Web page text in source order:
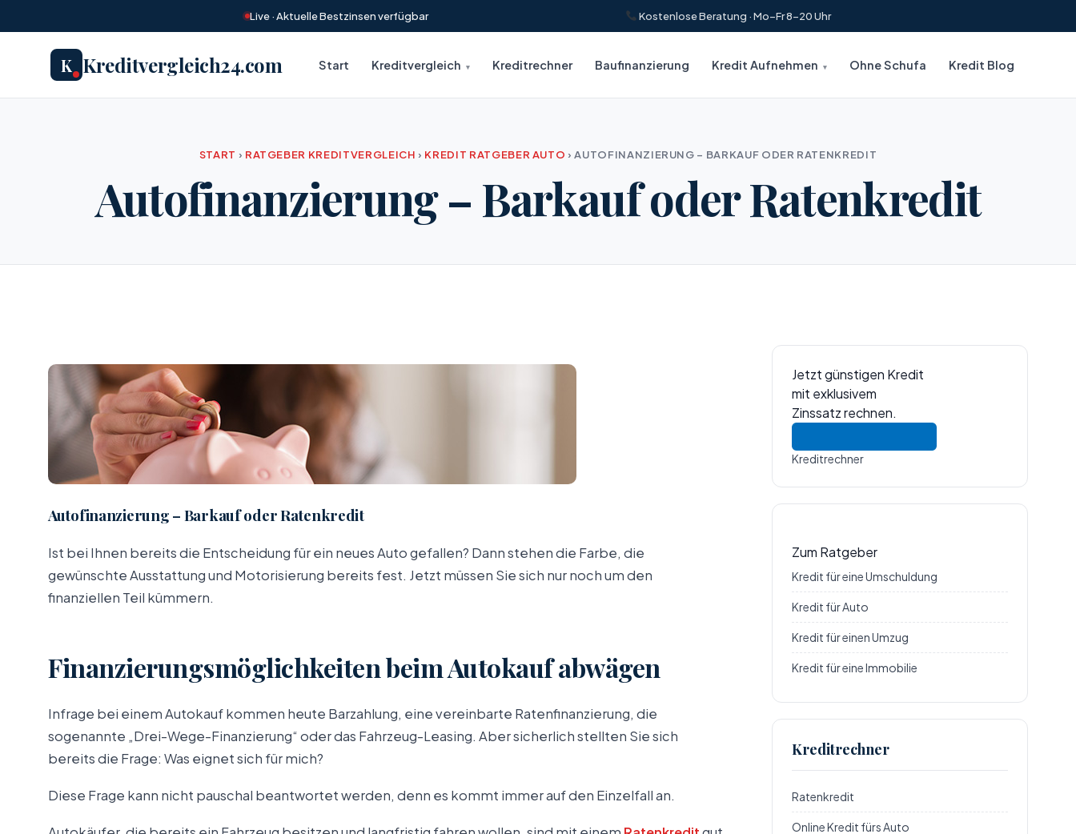
Live · Aktuelle Bestzinsen verfügbar Kostenlose Beratung · Mo–Fr 8–20 Uhr
K Kreditvergleich24.com Start Kreditvergleich Kreditrechner Baufinanzierung Kredit Aufnehmen Ohne Schufa Kredit Blog
START › RATGEBER KREDITVERGLEICH › KREDIT RATGEBER AUTO ›AUTOFINANZIERUNG – BARKAUF ODER RATENKREDIT
Autofinanzierung – Barkauf oder Ratenkredit
Autofinanzierung – Barkauf oder Ratenkredit
Ist bei Ihnen bereits die Entscheidung für ein neues Auto gefallen? Dann stehen die Farbe, die
gewünschte Ausstattung und Motorisierung bereits fest. Jetzt müssen Sie sich nur noch um den
finanziellen Teil kümmern.
Finanzierungsmöglichkeiten beim Autokauf abwägen
Infrage bei einem Autokauf kommen heute Barzahlung, eine vereinbarte Ratenfinanzierung, die
sogenannte „Drei-Wege-Finanzierung“ oder das Fahrzeug-Leasing. Aber sicherlich stellten Sie sich
bereits die Frage: Was eignet sich für mich?
Diese Frage kann nicht pauschal beantwortet werden, denn es kommt immer auf den Einzelfall an.
Jetzt günstigen Kredit
mit exklusivem
Zinssatz rechnen.
Kreditrechner
Zum Ratgeber
Kredit für eine Umschuldung
Kredit für Auto
Kredit für einen Umzug
Kredit für eine Immobilie
Kreditrechner
Ratenkredit
Online Kredit fürs Auto